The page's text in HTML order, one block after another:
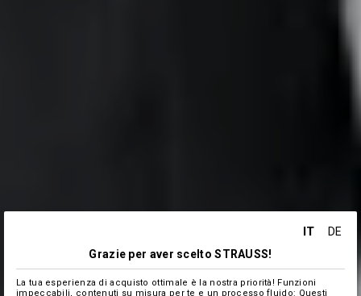
IT
DE
Grazie per aver scelto STRAUSS!
La tua esperienza di acquisto ottimale è la nostra priorità! Funzioni
impeccabili, contenuti su misura per te e un processo fluido: Questi